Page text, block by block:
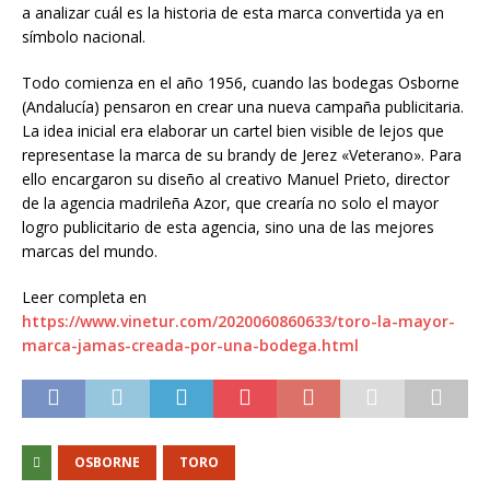
a analizar cuál es la historia de esta marca convertida ya en
símbolo nacional.
Todo comienza en el año 1956, cuando las bodegas Osborne
(Andalucía) pensaron en crear una nueva campaña publicitaria.
La idea inicial era elaborar un cartel bien visible de lejos que
representase la marca de su brandy de Jerez «Veterano». Para
ello encargaron su diseño al creativo Manuel Prieto, director
de la agencia madrileña Azor, que crearía no solo el mayor
logro publicitario de esta agencia, sino una de las mejores
marcas del mundo.
Leer completa en
https://www.vinetur.com/2020060860633/toro-la-mayor-
marca-jamas-creada-por-una-bodega.html
OSBORNE TORO